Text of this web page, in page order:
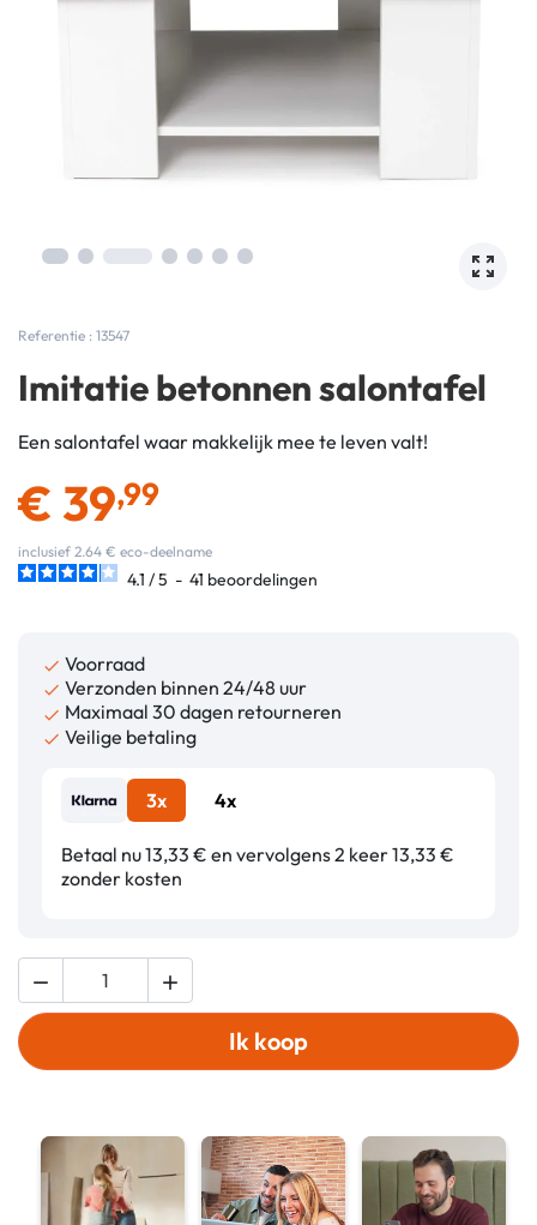
Referentie : 13547
Imitatie betonnen salontafel
Een salontafel waar makkelijk mee te leven valt!
€ 39,99
inclusief 2.64 € eco-deelname
4.1 /5 - 41 beoordelingen
 Voorraad
 Verzonden binnen 24/48 uur
 Maximaal 30 dagen retourneren
 Veilige betaling
3x 4x
Betaal nu 13,33 € en vervolgens 2 keer 13,33 €
zonder kosten
 
Ik koop